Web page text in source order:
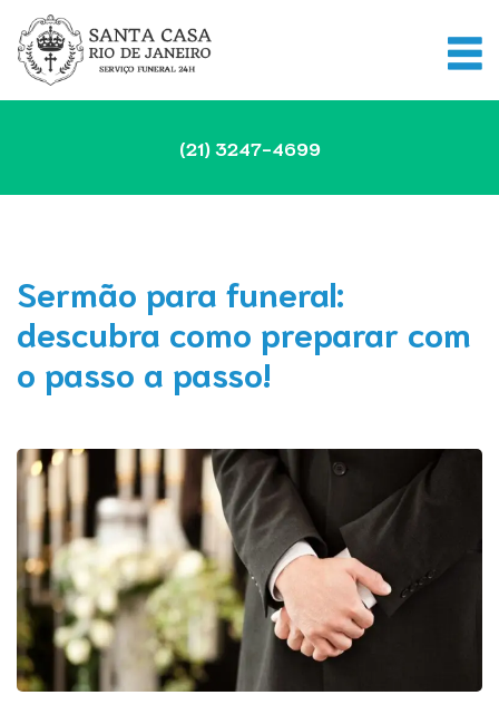
(21)3247-4699
Sermão para funeral:
descubra como preparar com
o passo a passo!